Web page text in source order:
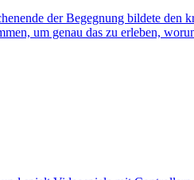
der Begegnung bildete den
um genau das zu erleben,